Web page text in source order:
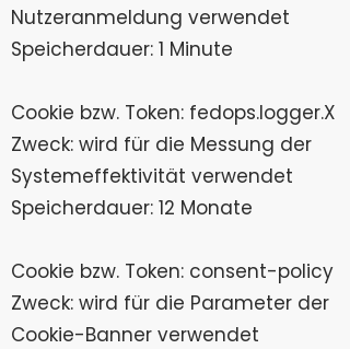
Nutzeranmeldung verwendet
Speicherdauer: 1 Minute
Cookie bzw. Token: fedops.logger.X
Zweck: wird für die Messung der
Systemeffektivität verwendet
Speicherdauer: 12 Monate
Cookie bzw. Token: consent-policy
Zweck: wird für die Parameter der
Cookie-Banner verwendet